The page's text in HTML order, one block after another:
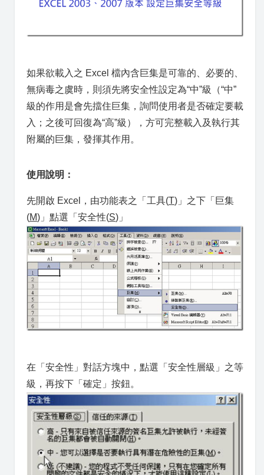
如果欲載入之 Excel 檔內含巨集是可靠的、必要的、
無病毒之虞時，則須先將安全性設定為“中”級（“中”
級的作用是會先擋住巨集，詢問使用者是否確定要載
入；之後可回復為“高”級），方可完整載入及執行其
附屬的巨集，發揮其作用。
使用說明：
先開啟 Excel，由功能表之「工具(T)」之下「巨集
(M)」點選「安全性(S)」
在「安全性」對話方塊中，點選「安全性層級」之等
級，再按下「確定」按鈕。